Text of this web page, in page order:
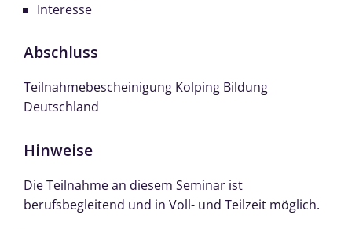
Interesse
Abschluss
Teilnahmebescheinigung Kolping Bildung
Deutschland
Hinweise
Die Teilnahme an diesem Seminar ist
berufsbegleitend und in Voll- und Teilzeit möglich.